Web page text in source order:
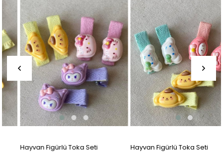
Hayvan Figürlü Toka Seti Hayvan Figürlü Toka Seti